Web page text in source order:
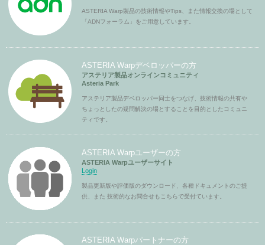
ASTERIA Warp製品の技術情報やTips、また情報交換の場として
「ADNフォーラム」をご用意しています。
ASTERIA Warpデベロッパーの方
アステリア製品オンラインコミュニティ
Asteria Park
アステリア製品デベロッパー同士をつなげ、技術情報の共有や
ちょっとしたの疑問解決の場とすることを目的としたコミュニ
ティです。
ASTERIA Warpユーザーの方
ASTERIA Warpユーザーサイト
Login
製品更新版や評価版のダウンロード、各種ドキュメントのご提
供、また 技術的なお問合せもこちらで受付ています。
ASTERIA Warpパートナーの方